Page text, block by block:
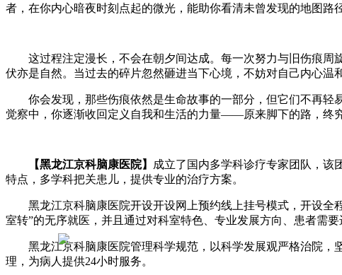
者，在你内心暗夜时刻点起的微光，能助你看清未曾发现的地图路
这过程注定漫长，不会在朝夕间达成。每一次努力与旧伤痕周
伏亦是自然。当过去的碎片忽然砸进当下心境，不妨对自己内心温
你会发现，那些伤痕依然是生命故事的一部分，但它们不再轻
觉察中，你逐渐收回定义自我和生活的力量——原来脚下的路，终
【黑龙江京科脑康医院】
成立了国内多学科诊疗专家团队，该
特点，多学科把关患儿，提供专业的治疗方案。
黑龙江京科脑康医院开设开设网上预约线上挂号模式，开设全
室转”的无序就医，并且通过对科室特色、专业发展方向、患者需
黑龙江京科脑康医院管理科学规范，以科学发展观严格治院，
理，为病人提供24小时服务。